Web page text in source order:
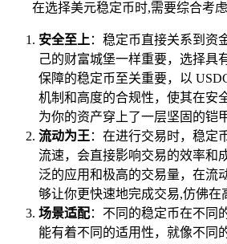
在选择美元稳定币时,需要综合考
安全至上：稳定币直接关系到资
己的财富城堡一样重要，选择具
保障的稳定币至关重要，以
机制和高度的合规性，使其在安
为你的资产穿上了一层坚固的铠甲
流动为王：在进行交易时，稳定
流速，会直接影响交易的效率和
泛的应用和极高的交易量，在流
够让你更快速地完成交易,仿佛在
场景适配：不同的稳定币在不同
能有着不同的适用性，就像不同